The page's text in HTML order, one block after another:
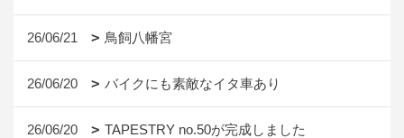
26/06/21 鳥飼八幡宮
26/06/20 バイクにも素敵なイタ車あり
26/06/20 TAPESTRY no.50が完成しました